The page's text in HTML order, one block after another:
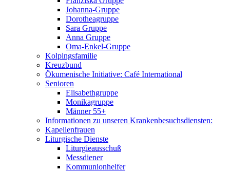
Johanna-Gruppe
Dorotheagruppe
Sara Gruppe
Anna Gruppe
Oma-Enkel-Gruppe
Kolpingsfamilie
Kreuzbund
Ökumenische Initiative: Café International
Senioren
Elisabethgruppe
Monikagruppe
Männer 55+
Informationen zu unseren Krankenbesuchsdiensten:
Kapellenfrauen
Liturgische Dienste
Liturgieausschuß
Messdiener
Kommunionhelfer